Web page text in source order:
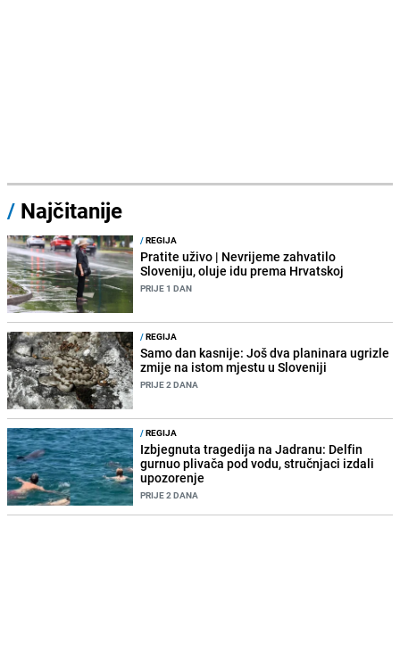
/ Najčitanije
/REGIJA
Pratite uživo | Nevrijeme zahvatilo
Sloveniju, oluje idu prema Hrvatskoj
PRIJE 1 DAN
/REGIJA
Samo dan kasnije: Još dva planinara ugrizle
zmije na istom mjestu u Sloveniji
PRIJE 2 DANA
/REGIJA
Izbjegnuta tragedija na Jadranu: Delfin
gurnuo plivača pod vodu, stručnjaci izdali
upozorenje
PRIJE 2 DANA